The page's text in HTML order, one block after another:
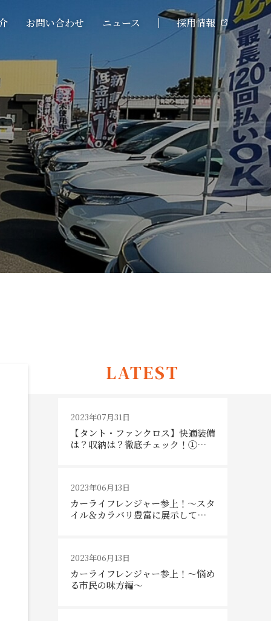
お問い合わせ ニュース 採用情報
LATEST
2023年07月31日
【タント・ファンクロス】快適装備
は？収納は？徹底チェック！①…
2023年06月13日
カーライフレンジャー参上！～スタ
イル＆カラバリ豊富に展示して…
2023年06月13日
カーライフレンジャー参上！～悩め
る市民の味方編～